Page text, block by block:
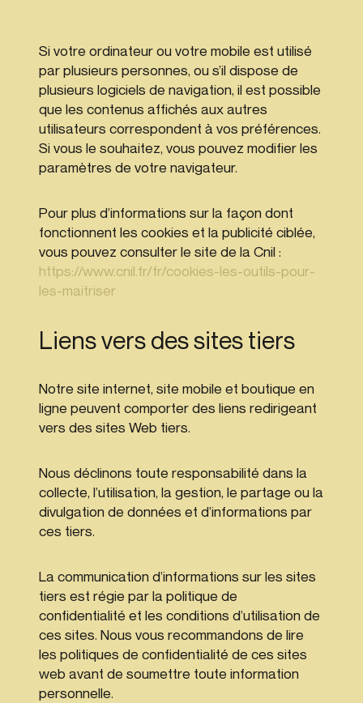
Si votre ordinateur ou votre mobile est utilisé
par plusieurs personnes, ou s’il dispose de
plusieurs logiciels de navigation, il est possible
que les contenus affichés aux autres
utilisateurs correspondent à vos préférences.
Si vous le souhaitez, vous pouvez modifier les
paramètres de votre navigateur.
Pour plus d’informations sur la façon dont
fonctionnent les cookies et la publicité ciblée,
vous pouvez consulter le site de la Cnil :
https://www.cnil.fr/fr/cookies-les-outils-pour-
les-maitriser
Liens vers des sites tiers
Notre site internet, site mobile et boutique en
ligne peuvent comporter des liens redirigeant
vers des sites Web tiers.
Nous déclinons toute responsabilité dans la
collecte, l’utilisation, la gestion, le partage ou la
divulgation de données et d’informations par
ces tiers.
La communication d’informations sur les sites
tiers est régie par la politique de
confidentialité et les conditions d’utilisation de
ces sites. Nous vous recommandons de lire
les politiques de confidentialité de ces sites
web avant de soumettre toute information
personnelle.